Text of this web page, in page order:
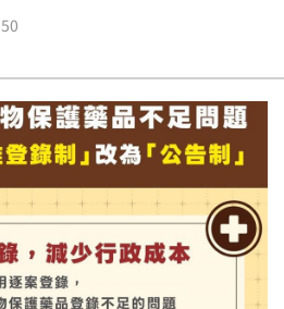
會全國聯合會理事長周子良表
費者、烘焙業者大多偏好使用新
驗標準才放行。